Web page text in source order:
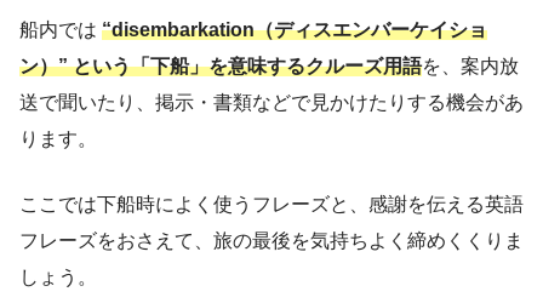
船内では “disembarkation（ディスエンバーケイショ
ン）” という「下船」を意味するクルーズ用語を、案内放
送で聞いたり、掲示・書類などで見かけたりする機会があ
ります。
ここでは下船時によく使うフレーズと、感謝を伝える英語
フレーズをおさえて、旅の最後を気持ちよく締めくくりま
しょう。